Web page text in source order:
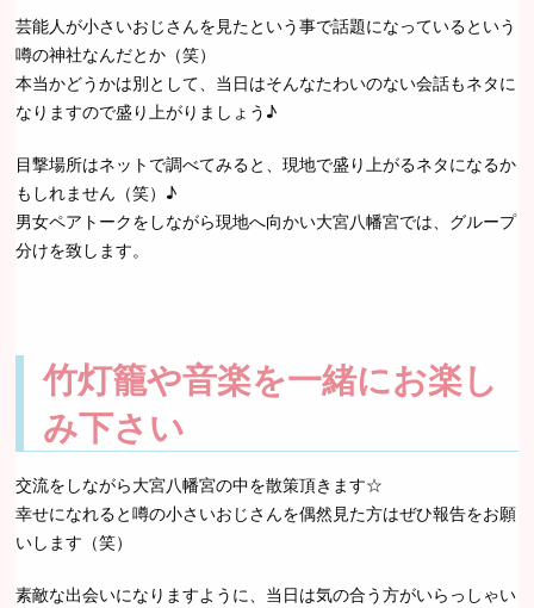
芸能人が小さいおじさんを見たという事で話題になっているという
噂の神社なんだとか（笑）
本当かどうかは別として、当日はそんなたわいのない会話もネタに
なりますので盛り上がりましょう♪
目撃場所はネットで調べてみると、現地で盛り上がるネタになるか
もしれません（笑）♪
男女ペアトークをしながら現地へ向かい大宮八幡宮では、グループ
分けを致します。
竹灯籠や音楽を一緒にお楽し
み下さい
交流をしながら大宮八幡宮の中を散策頂きます☆
幸せになれると噂の小さいおじさんを偶然見た方はぜひ報告をお願
いします（笑）
素敵な出会いになりますように、当日は気の合う方がいらっしゃい